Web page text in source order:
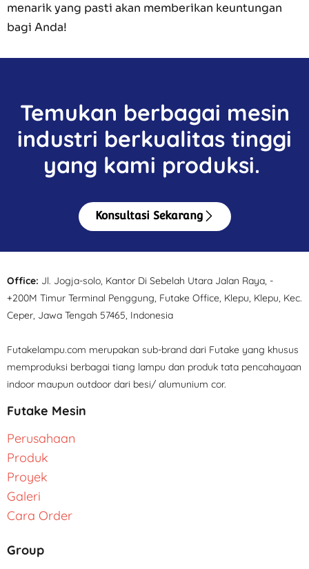
menarik yang pasti akan memberikan keuntungan
bagi Anda!
Temukan berbagai mesin
industri berkualitas tinggi
yang kami produksi.
Konsultasi Sekarang
Office: Jl. Jogja-solo, Kantor Di Sebelah Utara Jalan Raya, -
+200M Timur Terminal Penggung, Futake Office, Klepu, Klepu, Kec.
Ceper, Jawa Tengah 57465, Indonesia
Futakelampu.com merupakan sub-brand dari Futake yang khusus
memproduksi berbagai tiang lampu dan produk tata pencahayaan
indoor maupun outdoor dari besi/ alumunium cor.
Futake Mesin
Perusahaan
Produk
Proyek
Galeri
Cara Order
Group